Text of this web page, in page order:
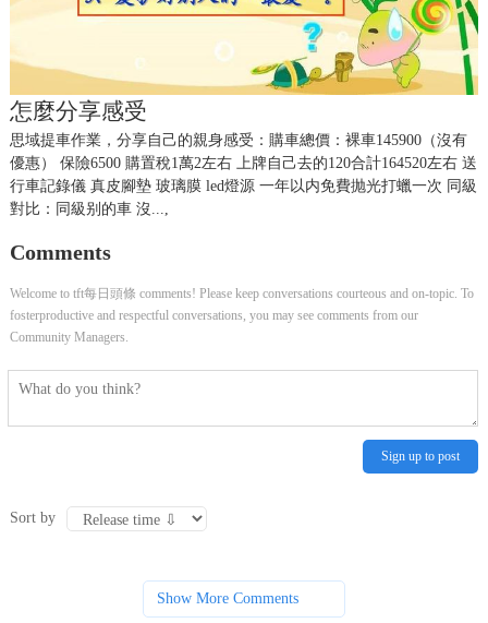
怎麼分享感受
思域提車作業，分享自己的親身感受：購車總價：裸車145900（沒有
優惠） 保險6500 購置稅1萬2左右 上牌自己去的120合計164520左右 送
行車記錄儀 真皮腳墊 玻璃膜 led燈源 一年以内免費抛光打蠟一次 同級
對比：同級别的車 沒...,
Comments
Welcome to tft每日頭條 comments! Please keep conversations courteous and on-topic. To
fosterproductive and respectful conversations, you may see comments from our
Community Managers.
Sign up to post
Sort by
Show More Comments